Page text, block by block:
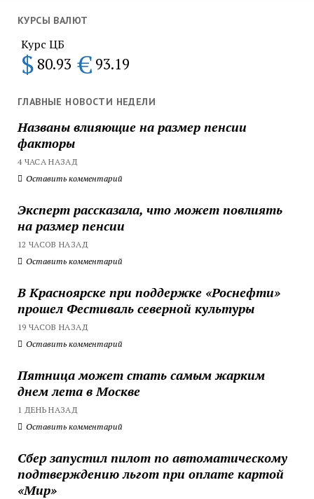
КУРСЫ ВАЛЮТ
Курс ЦБ
$ 80.93 € 93.19
ГЛАВНЫЕ НОВОСТИ НЕДЕЛИ
Названы влияющие на размер пенсии
факторы
4 ЧАСА НАЗАД
Оставить комментарий
Эксперт рассказала, что может повлиять
на размер пенсии
12 ЧАСОВ НАЗАД
Оставить комментарий
В Красноярске при поддержке «Роснефти»
прошел Фестиваль северной культуры
19 ЧАСОВ НАЗАД
Оставить комментарий
Пятница может стать самым жарким
днем лета в Москве
1 ДЕНЬ НАЗАД
Оставить комментарий
Сбер запустил пилот по автоматическому
подтверждению льгот при оплате картой
«Мир»